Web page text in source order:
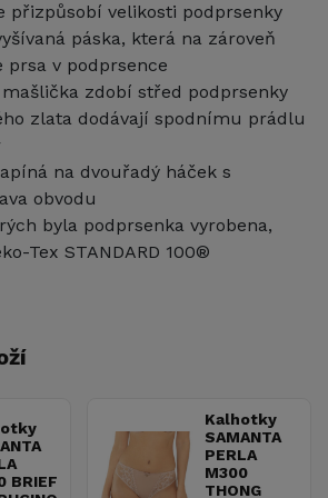
přizpůsobí velikosti podprsenky
páska, která na zároveň
v podprsence
mašlička zdobí střed podprsenky
zlata dodávají spodnímu prádlu
na dvouřadý háček s
obvodu
byla podprsenka vyrobena,
Tex STANDARD 100®
BRIEF
Kalhotky
SAMANTA
PERLA
M300
THONG